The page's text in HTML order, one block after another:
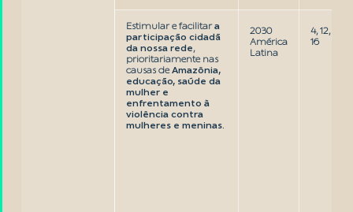
Estimular e facilitara
participação cidadã
da nossa rede,
prioritariamente nas
causas de Amazônia,
educação, saúde da
mulher e
enfrentamento à
violência contra
mulheres e meninas.
2030
América
Latina
4, 12,
16